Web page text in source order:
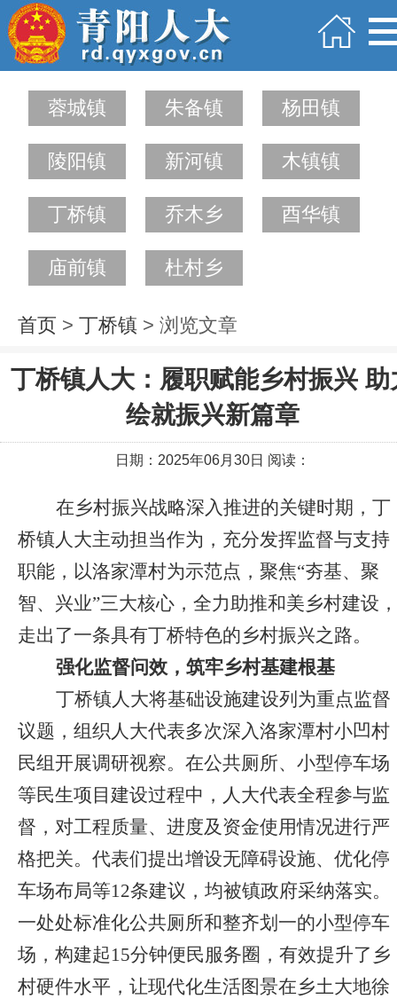
蓉城镇 朱备镇 杨田镇
陵阳镇 新河镇 木镇镇
丁桥镇 乔木乡 酉华镇
庙前镇 杜村乡
首页 > 丁桥镇 > 浏览文章
丁桥镇人大：履职赋能乡村振兴 助
绘就振兴新篇章
日期：2025年06月30日 阅读：
在乡村振兴战略深入推进的关键时期，丁
桥镇人大主动担当作为，充分发挥监督与支持
职能，以洛家潭村为示范点，聚焦“夯基、聚
智、兴业”三大核心，全力助推和美乡村建设，
走出了一条具有丁桥特色的乡村振兴之路。
强化监督问效，筑牢乡村基建根基
丁桥镇人大将基础设施建设列为重点监督
议题，组织人大代表多次深入洛家潭村小凹村
民组开展调研视察。在公共厕所、小型停车场
等民生项目建设过程中，人大代表全程参与监
督，对工程质量、进度及资金使用情况进行严
格把关。代表们提出增设无障碍设施、优化停
车场布局等12条建议，均被镇政府采纳落实。
一处处标准化公共厕所和整齐划一的小型停车
场，构建起15分钟便民服务圈，有效提升了乡
村硬件水平，让现代化生活图景在乡土大地徐